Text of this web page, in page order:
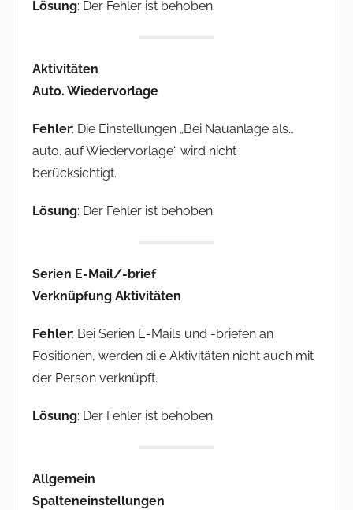
Lösung: Der Fehler ist behoben.
Aktivitäten
Auto. Wiedervorlage
Fehler: Die Einstellungen „Bei Nauanlage als…
auto. auf Wiedervorlage“ wird nicht
berücksichtigt.
Lösung: Der Fehler ist behoben.
Serien E-Mail/-brief
Verknüpfung Aktivitäten
Fehler: Bei Serien E-Mails und -briefen an
Positionen, werden di e Aktivitäten nicht auch mit
der Person verknüpft.
Lösung: Der Fehler ist behoben.
Allgemein
Spalteneinstellungen